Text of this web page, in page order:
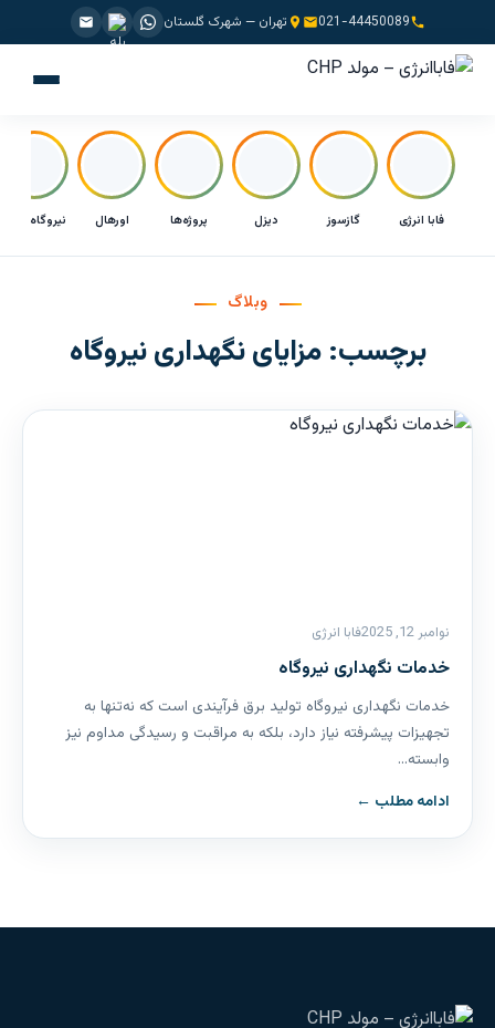
021-44450089 تهران — شهرک گلستان
فابا انرژی گازسوز دیزل پروژه‌ها اورهال نیروگاه CHP
وبلاگ
برچسب:مزایای نگهداری نیروگاه
نوامبر 12, 2025 فابا انرژی
خدمات نگهداری نیروگاه
خدمات نگهداری نیروگاه تولید برق فرآیندی است که نه‌تنها به
تجهیزات پیشرفته نیاز دارد، بلکه به مراقبت و رسیدگی مداوم نیز
وابسته…
ادامه مطلب ←